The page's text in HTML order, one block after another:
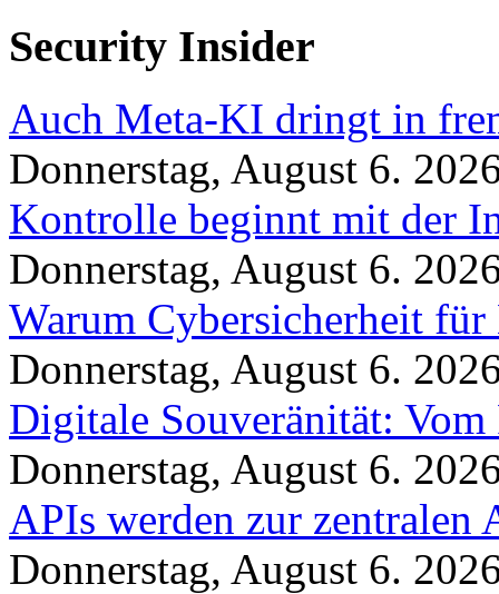
Security Insider
Auch Meta-KI dringt in
Donnerstag, August 6.
Kontrolle beginnt mit der
Donnerstag, August 6.
Warum Cybersicherheit für
Donnerstag, August 6.
Digitale Souveränität:
Donnerstag, August 6.
APIs werden zur
Donnerstag, August 6.